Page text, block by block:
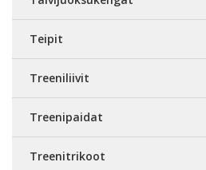
Teipit
Treeniliivit
Treenipaidat
Treenitrikoot